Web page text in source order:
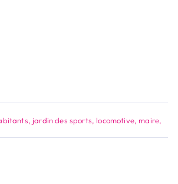
, jardin des sports, locomotive, maire,